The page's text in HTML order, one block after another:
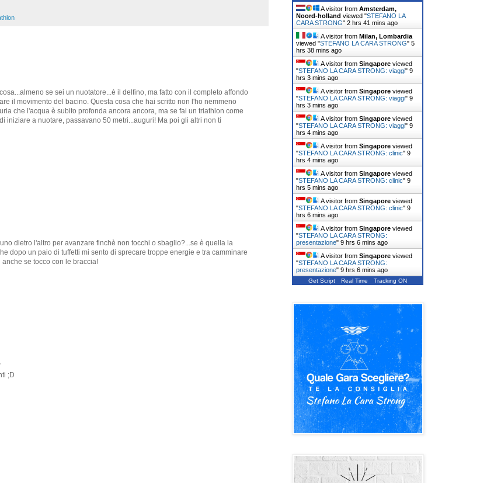
se sei un nuotatore...è il delfino, ma fatto con il completo affondo
il movimento del bacino. Questa cosa che hai scritto non l'ho nemmeno
che l'acqua è subito profonda ancora ancora, ma se fai un triathlon come
iniziare a nuotare, passavano 50 metri...auguri! Ma poi gli altri non ti
dietro l'altro per avanzare finchè non tocchi o sbaglio?...se è quella la
dopo un paio di tuffetti mi sento di sprecare troppe energie e tra camminare
se tocco con le braccia!
;D
A visitor from Amsterdam,
Noord-holland viewed "STEFANO LA
CARA STRONG" 2 hrs 41 mins ago
A visitor from Milan, Lombardia
viewed "STEFANO LA CARA STRONG" 5
hrs 38 mins ago
A visitor from Singapore viewed
"STEFANO LA CARA STRONG: viaggi" 9
hrs 3 mins ago
A visitor from Singapore viewed
"STEFANO LA CARA STRONG: viaggi" 9
hrs 3 mins ago
A visitor from Singapore viewed
"STEFANO LA CARA STRONG: viaggi" 9
hrs 4 mins ago
A visitor from Singapore viewed
"STEFANO LA CARA STRONG: clinic" 9
hrs 4 mins ago
A visitor from Singapore viewed
"STEFANO LA CARA STRONG: clinic" 9
hrs 5 mins ago
A visitor from Singapore viewed
"STEFANO LA CARA STRONG: clinic" 9
hrs 6 mins ago
A visitor from Singapore viewed
"STEFANO LA CARA STRONG:
presentazione" 9 hrs 6 mins ago
A visitor from Singapore viewed
"STEFANO LA CARA STRONG:
presentazione" 9 hrs 6 mins ago
Get Script Real Time Tracking ON